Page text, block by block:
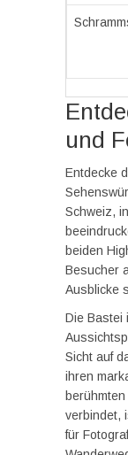
und
Entdecke
Schweiz,
beiden
Besucher
Ausblicke
Die Bastei
Sicht auf
ihren
verbindet,
für